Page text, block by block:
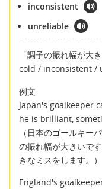
inconsistent
unreliable
「調子の振れ幅が
cold / inconsistent /
例文
Japan's goalkeeper
he is brilliant,
（日本のゴールキー
の振れ幅が大きいで
きなミスをします。）
England's